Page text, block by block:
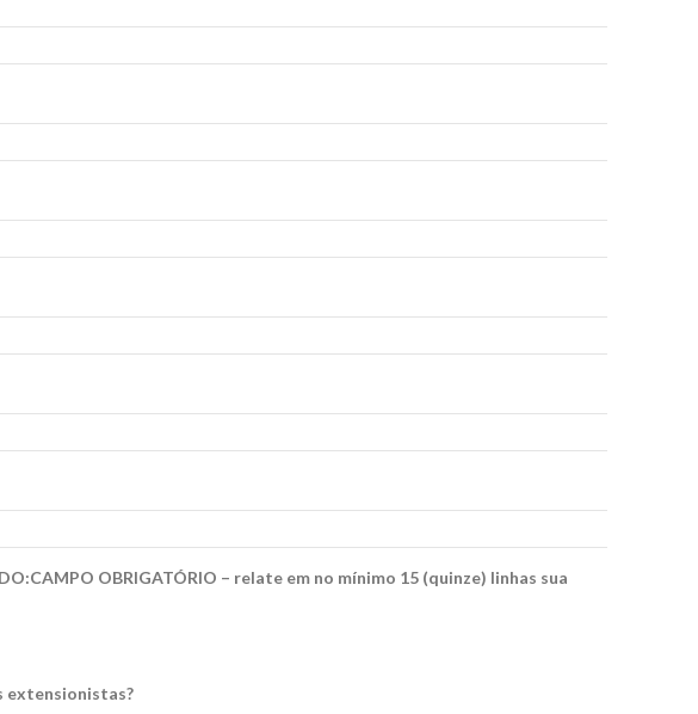
:CAMPO OBRIGATÓRIO – relate em no mínimo 15 (quinze) linhas sua
extensionistas?